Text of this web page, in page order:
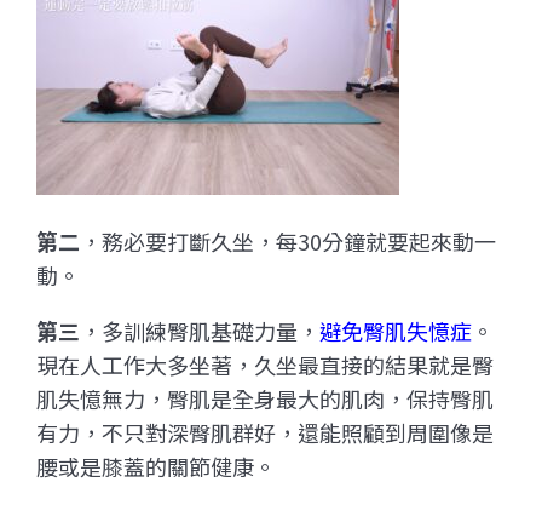
第二 ，務必要打斷久坐，每30分鐘就要起來動一
動。
第三 ，多訓練臀肌基礎力量， 避免臀肌失憶症 。
現在人工作大多坐著，久坐最直接的結果就是臀
肌失憶無力，臀肌是全身最大的肌肉，保持臀肌
有力，不只對深臀肌群好，還能照顧到周圍像是
腰或是膝蓋的關節健康。